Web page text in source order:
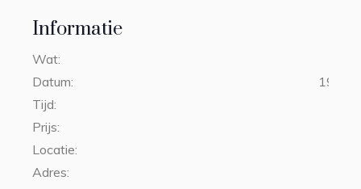
Informatie
Wat:
Datum:
19
Tijd:
Prijs:
Locatie:
Adres: